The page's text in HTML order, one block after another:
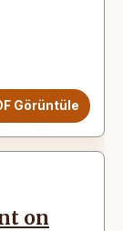
Görüntüle
on